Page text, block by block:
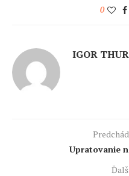
0
IGOR
Upratovanie